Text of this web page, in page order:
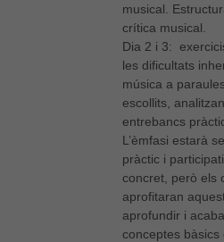
musical.
crítica musical.
Dia 2 i 3:
les dificultats
música a
escollits,
entrebancs
L’èmfasi estarà
pràctic i
concret, però els
aprofitaran
aprofundir i
conceptes bàsics